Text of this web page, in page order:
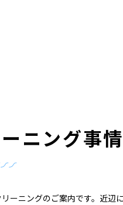
ニング事情
ーニングのご案内です。近辺